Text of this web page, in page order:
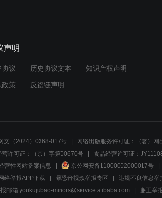
声明
协议 历史协议文本 知识产权声明
政策 反盗链声明
文（2024）0368-017号 网络出版服务许可证：（署）
营许可证：（京）字第00670号 食品经营许可证：
营性网站备案信息 京公网安备11000002000017号
网络举报APP下载 暴恐音视频举报专区
违规不良信息
邮箱:youkujubao-minors@service.alibaba.com 廉正举